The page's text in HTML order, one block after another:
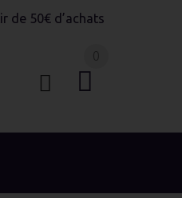
de 50€ d’achats